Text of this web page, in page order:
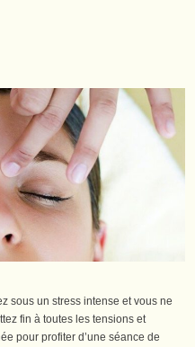
sous un stress intense et vous ne
fin à toutes les tensions et
pour profiter d’une séance de